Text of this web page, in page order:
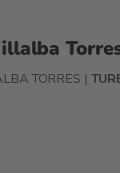
TORRES |